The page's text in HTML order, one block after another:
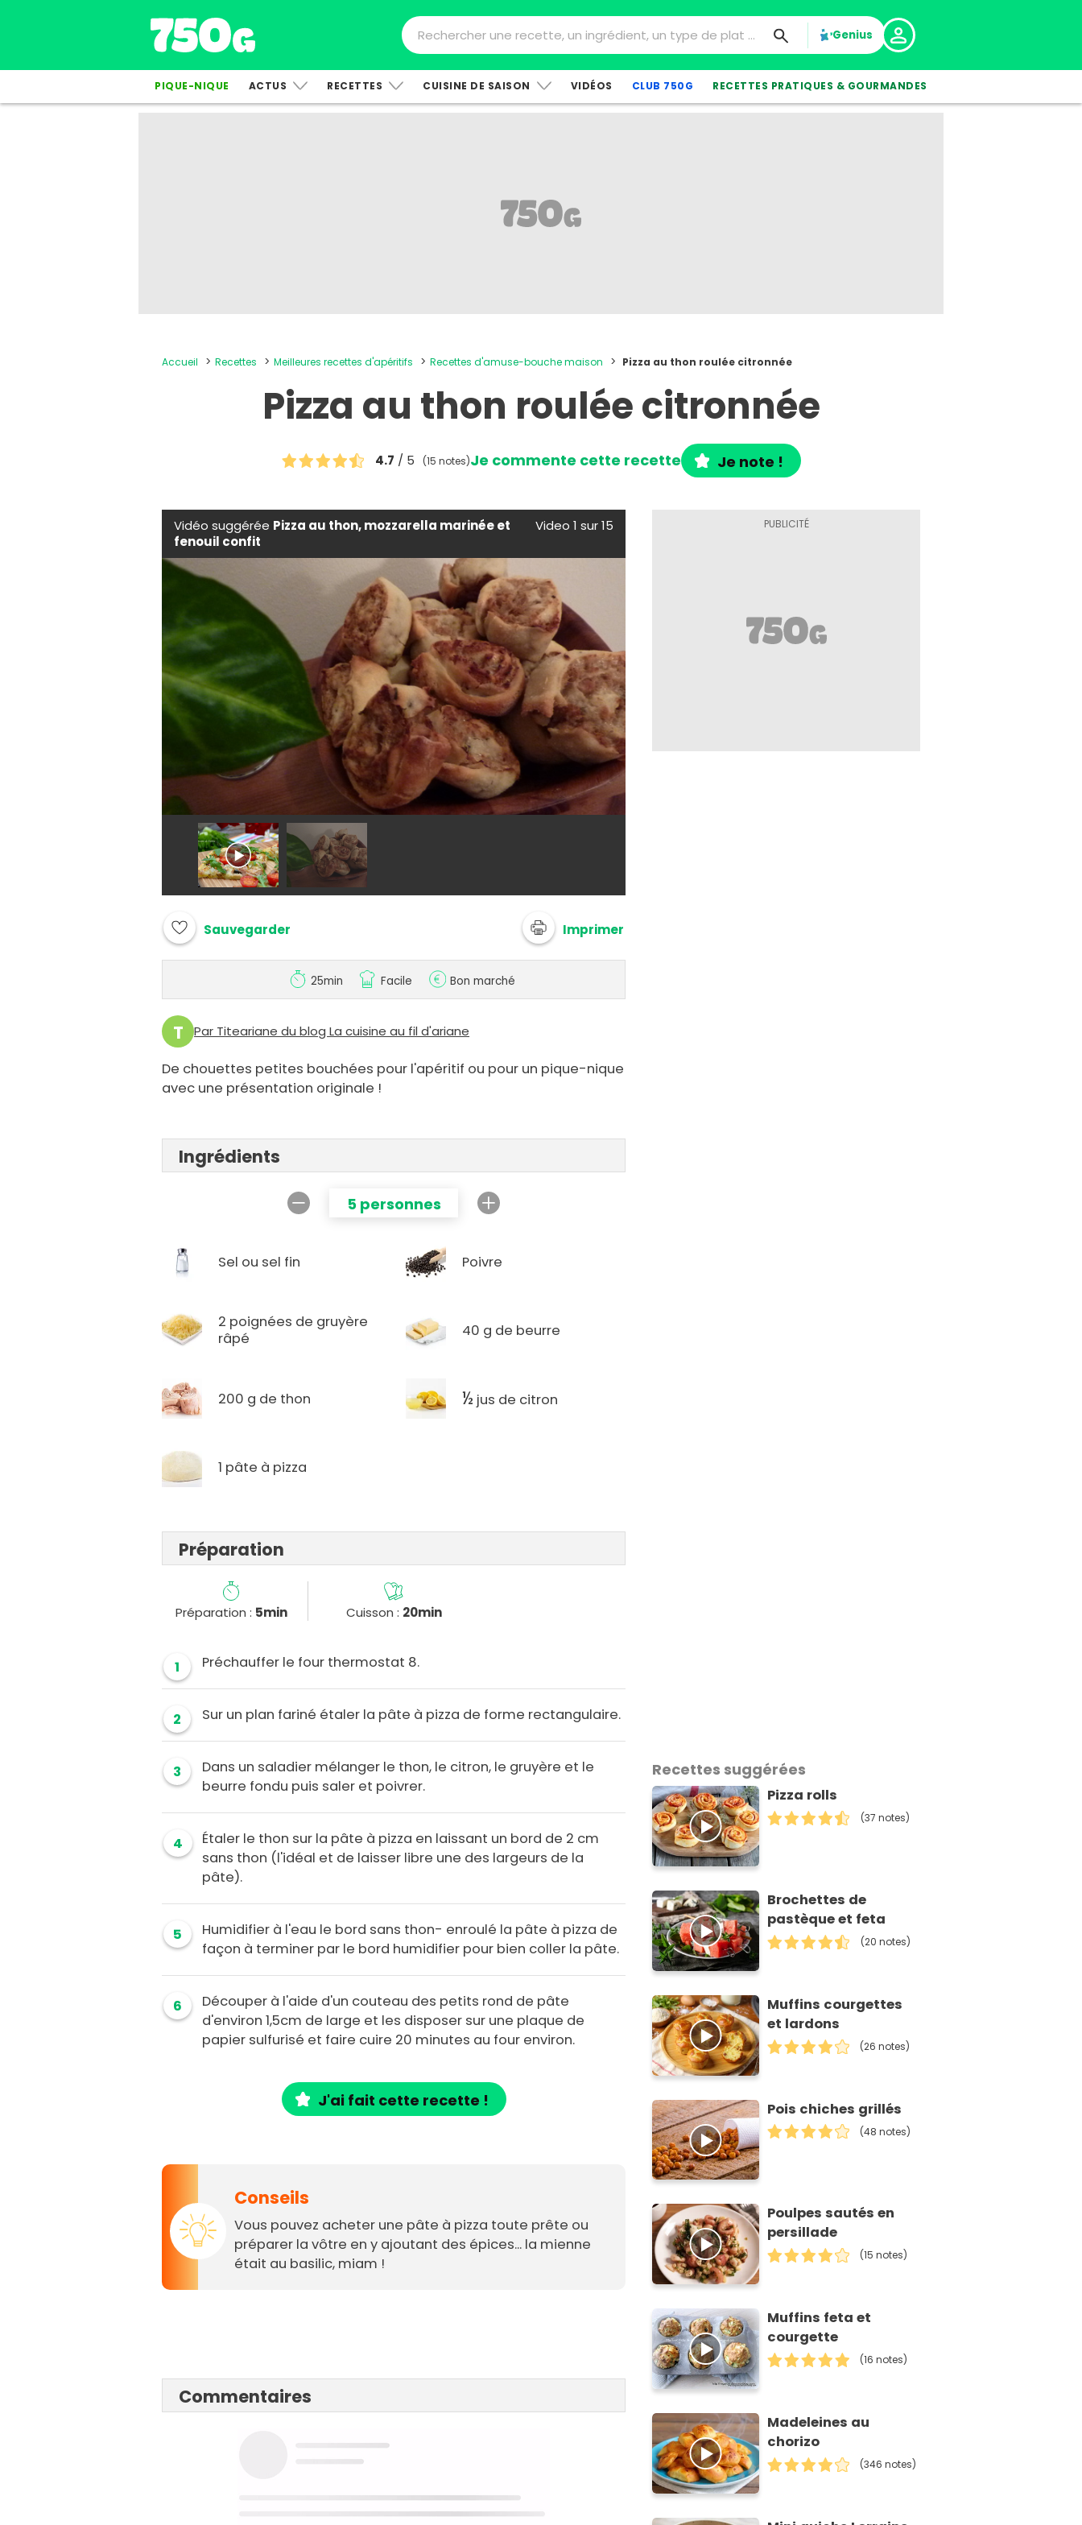
Genius
PIQUE-NIQUE ACTUS RECETTES CUISINE DE SAISON VIDÉOS CLUB 750G RECETTES PRATIQUES & GOURMANDES
Accueil Recettes Meilleures recettes d'apéritifs Recettes d'amuse-bouche maison Pizza au thon roulée citronnée
Pizza au thon roulée citronnée
4.7 / 5 (15 notes)Je commente cette recette Je note !
Vidéo suggérée Pizza au thon, mozzarella marinée et
fenouil confit
Video 1 sur 15
Sauvegarder Imprimer
25min Facile Bon marché
T Par Titeariane du blog La cuisine au fil d'ariane
De chouettes petites bouchées pour l'apéritif ou pour un pique-nique
avec une présentation originale !
Ingrédients
5 personnes
Sel ou sel fin Poivre
2 poignées de gruyère
râpé
40 g de beurre
200 g de thon ½ jus de citron
1 pâte à pizza
Préparation
Préparation : 5min Cuisson : 20min
1 Préchauffer le four thermostat 8.
2 Sur un plan fariné étaler la pâte à pizza de forme rectangulaire.
3
Dans un saladier mélanger le thon, le citron, le gruyère et le
beurre fondu puis saler et poivrer.
4
Étaler le thon sur la pâte à pizza en laissant un bord de 2 cm
sans thon (l'idéal et de laisser libre une des largeurs de la
pâte).
5
Humidifier à l'eau le bord sans thon- enroulé la pâte à pizza de
façon à terminer par le bord humidifier pour bien coller la pâte.
6
Découper à l'aide d'un couteau des petits rond de pâte
d'environ 1,5cm de large et les disposer sur une plaque de
papier sulfurisé et faire cuire 20 minutes au four environ.
J'ai fait cette recette !
Conseils
Vous pouvez acheter une pâte à pizza toute prête ou
préparer la vôtre en y ajoutant des épices... la mienne
était au basilic, miam !
Commentaires
Recettes suggérées
Pizza rolls
(37 notes)
Brochettes de
pastèque et feta
(20 notes)
Muffins courgettes
et lardons
(26 notes)
Pois chiches grillés
(48 notes)
Poulpes sautés en
persillade
(15 notes)
Muffins feta et
courgette
(16 notes)
Madeleines au
chorizo
(346 notes)